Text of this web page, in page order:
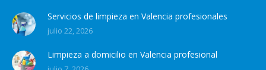
Servicios de limpieza en Valencia profesionales
julio 22, 2026
Limpieza a domicilio en Valencia profesional